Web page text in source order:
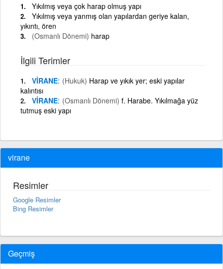
Yıkılmış veya çok harap olmuş yapı
Yıkılmış veya yanmış olan yapılardan geriye kalan,
yıkıntı, ören
(Osmanlı Dönemi) harap
İlgili Terimler
VİRANE (Hukuk) Harap ve yıkık yer; eski yapılar
kalıntısı
VİRANE (Osmanlı Dönemi) f. Harabe. Yıkılmağa yüz
tutmuş eski yapı
virane
Resimler
Google Resimler
Bing Resimler
Geçmiş